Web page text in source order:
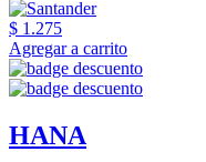
$ 1.275
Agregar a carrito
HANA